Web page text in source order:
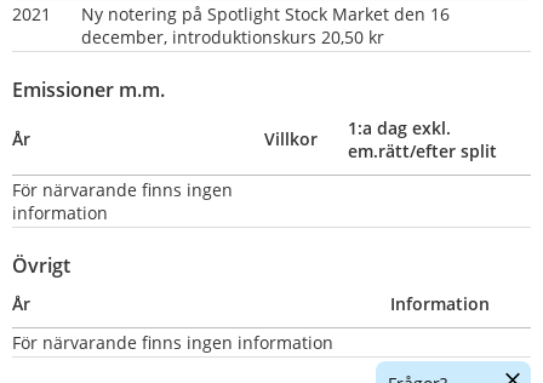
2021
Ny notering på Spotlight Stock Market den 16
december, introduktionskurs 20,50 kr
Emissioner m.m.
År Villkor
1:a dag exkl.
em.rätt/efter split
För närvarande finns ingen
information
Övrigt
År
Information
För närvarande finns ingen information
Dölj